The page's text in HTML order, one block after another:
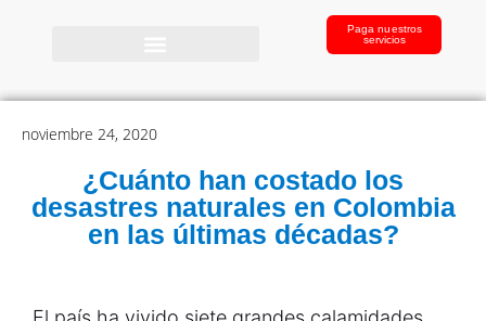
Paga nuestros
servicios
noviembre 24, 2020
¿Cuánto han costado los
desastres naturales en Colombia
en las últimas décadas?